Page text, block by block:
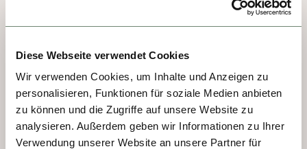
Diese Webseite verwendet Cookies
Wir verwenden Cookies, um Inhalte und Anzeigen zu
personalisieren, Funktionen für soziale Medien anbieten
zu können und die Zugriffe auf unsere Website zu
analysieren. Außerdem geben wir Informationen zu Ihrer
Verwendung unserer Website an unsere Partner für